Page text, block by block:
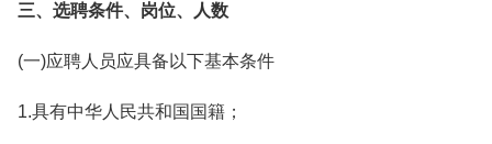
三、选聘条件、岗位、人数
(一)应聘人员应具备以下基本条件
1.具有中华人民共和国国籍；